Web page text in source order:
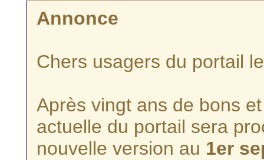
Annonce
Chers usagers du portail
Après vingt ans de bons
actuelle du portail sera
nouvelle version au 1er